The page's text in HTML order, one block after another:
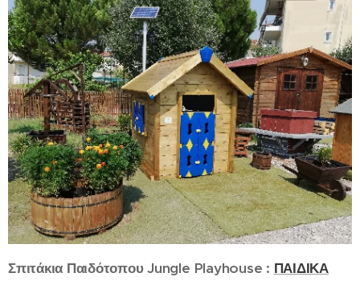
Σπιτάκια Παιδότοπου Jungle Playhouse : ΠΑΙΔΙΚΑ